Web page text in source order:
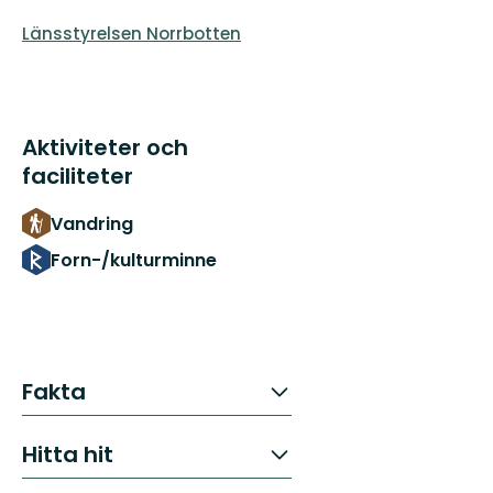
Länsstyrelsen Norrbotten
Aktiviteter och
faciliteter
Vandring
Forn-/kulturminne
Fakta
Hitta hit